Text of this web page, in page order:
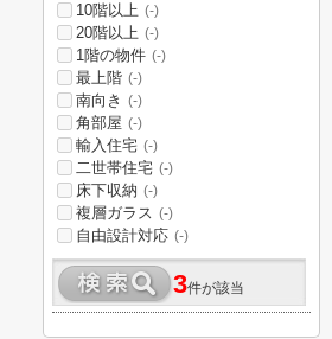
10階以上 (-)
20階以上 (-)
1階の物件 (-)
最上階 (-)
南向き (-)
角部屋 (-)
輸入住宅 (-)
二世帯住宅 (-)
床下収納 (-)
複層ガラス (-)
自由設計対応 (-)
3件が該当